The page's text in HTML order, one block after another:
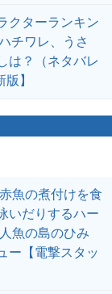
クターランキン
チワレ、うさ
は？（ネタバレ
】
魚の煮付けを食
いだりするハー
魚の島のひみ
ー【電撃スタッ